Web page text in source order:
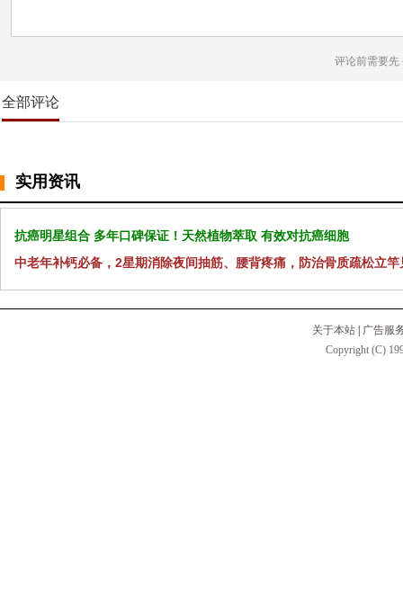
评论前需要先
全部评论
实用资讯
抗癌明星组合 多年口碑保证！天然植物萃取 有效对抗癌细胞
中老年补钙必备，2星期消除夜间抽筋、腰背疼痛，防治骨质疏松立竿
关于本站
广告服
Copyright (C)